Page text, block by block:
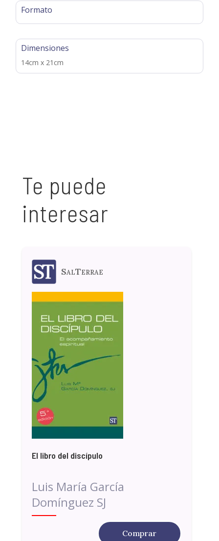
Formato
Dimensiones
14cm x 21cm
Te puede
interesar
SalTerrae
El libro del discípulo
Luis María García
Domínguez SJ
Comprar